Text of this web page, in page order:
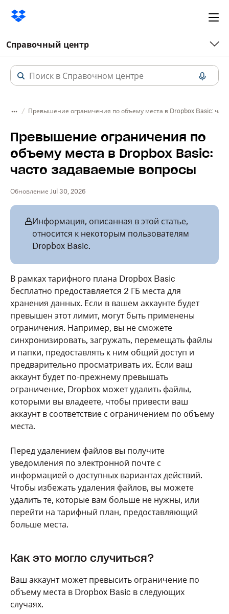
Справочный центр
Превышение ограничения по объему места в Dropbox Basic:
Превышение ограничения по
объему места в Dropbox Basic:
часто задаваемые вопросы
Обновление Jul 30, 2026
Информация, описанная в этой статье,
относится к некоторым пользователям
Dropbox Basic.
В рамках тарифного плана Dropbox Basic
бесплатно предоставляется 2 ГБ места для
хранения данных. Если в вашем аккаунте будет
превышен этот лимит, могут быть применены
ограничения. Например, вы не сможете
синхронизировать, загружать, перемещать файлы
и папки, предоставлять к ним общий доступ и
предварительно просматривать их. Если ваш
аккаунт будет по-прежнему превышать
ограничение, Dropbox может удалить файлы,
которыми вы владеете, чтобы привести ваш
аккаунт в соответствие с ограничением по объему
места.
Перед удалением файлов вы получите
уведомления по электронной почте с
информацией о доступных вариантах действий.
Чтобы избежать удаления файлов, вы можете
удалить те, которые вам больше не нужны, или
перейти на тарифный план, предоставляющий
больше места.
Как это могло случиться?
Ваш аккаунт может превысить ограничение по
объему места в Dropbox Basic в следующих
случаях.